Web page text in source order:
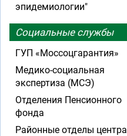
эпидемиологии"
Социальные службы
ГУП «Моссоцгарантия»
Медико-социальная
экспертиза (МСЭ)
Отделения Пенсионного
фонда
Районные отделы центра